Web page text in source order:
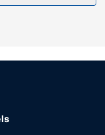
mint például a(z)
Az autóval